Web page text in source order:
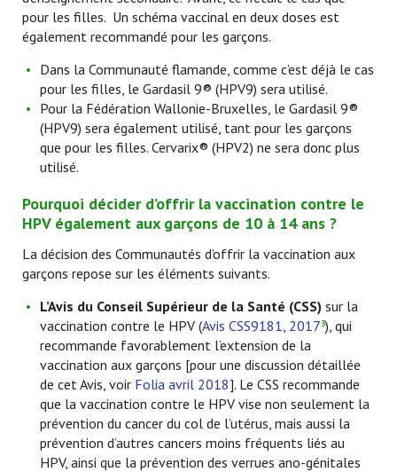
pour les filles. Un schéma vaccinal en deux doses est
également recommandé pour les garçons.
Dans la Communauté flamande, comme c’est déjà le cas
pour les filles, le Gardasil 9® (HPV9) sera utilisé.
Pour la Fédération Wallonie-Bruxelles, le Gardasil 9®
(HPV9) sera également utilisé, tant pour les garçons
que pour les filles. Cervarix® (HPV2) ne sera donc plus
utilisé.
Pourquoi décider d’offrir la vaccination contre le
HPV également aux garçons de 10 à 14 ans ?
La décision des Communautés d’offrir la vaccination aux
garçons repose sur les éléments suivants.
L’Avis du Conseil Supérieur de la Santé (CSS) sur la
vaccination contre le HPV (Avis CSS9181, 20173), qui
recommande favorablement l’extension de la
vaccination aux garçons [pour une discussion détaillée
de cet Avis, voir Folia avril 2018]. Le CSS recommande
que la vaccination contre le HPV vise non seulement la
prévention du cancer du col de l’utérus, mais aussi la
prévention d’autres cancers moins fréquents liés au
HPV, ainsi que la prévention des verrues ano-génitales